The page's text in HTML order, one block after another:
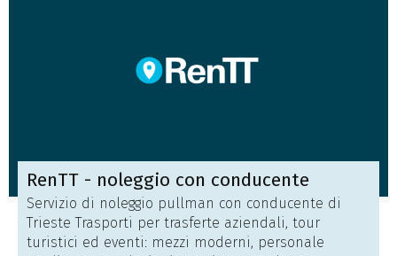
RenTT - noleggio con conducente
Servizio di noleggio pullman con conducente di
Trieste Trasporti per trasferte aziendali, tour
turistici ed eventi: mezzi moderni, personale